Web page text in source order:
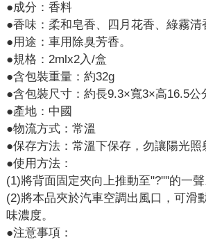
●成分：香料
●香味：柔和皂香、四月花香、綠霧清
●用途：車用除臭芳香。
●規格：2mlx2入/盒
●含包裝重量：約32g
●含包裝尺寸：約長9.3×寬3×高16.5公
●產地：中國
●物流方式：常溫
●保存方法：常溫下保存，勿讓陽光照
●使用方法：
(1)將背面固定夾向上推動至"?''''的一
(2)將本品夾於汽車空調出風口，可滑
味濃度。
●注意事項：